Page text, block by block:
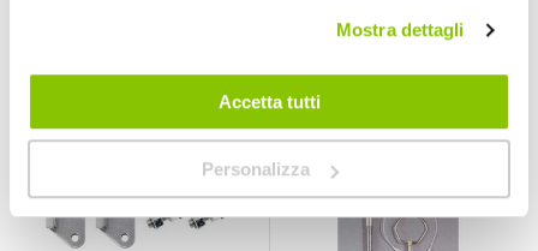
Mostra dettagli
Accetta tutti
Personalizza